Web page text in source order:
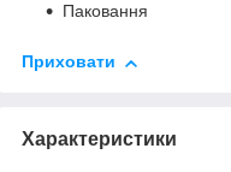
Паковання
Приховати
Характеристики